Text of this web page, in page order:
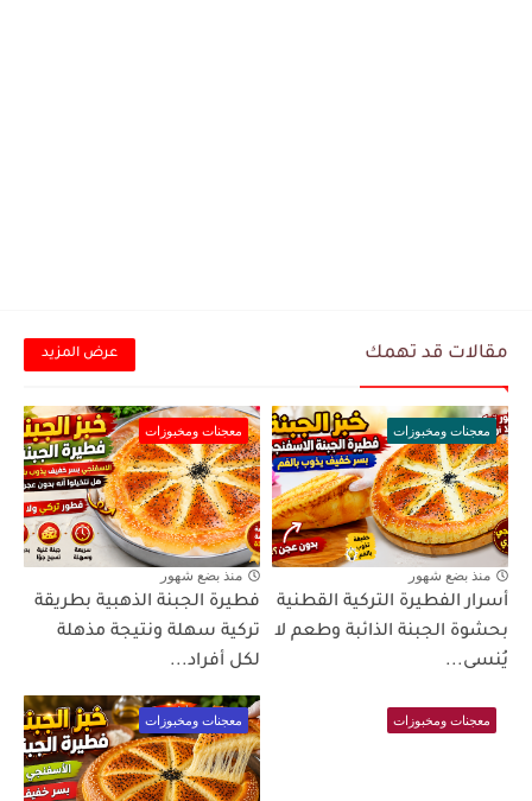
مقالات قد تهمك عرض المزيد
معجنات ومخبوزات
منذ بضع شهور
أسرار الفطيرة التركية القطنية
بحشوة الجبنة الذائبة وطعم لا
يُنسى...
معجنات ومخبوزات
منذ بضع شهور
فطيرة الجبنة الذهبية بطريقة
تركية سهلة ونتيجة مذهلة
لكل أفراد...
معجنات ومخبوزات معجنات ومخبوزات